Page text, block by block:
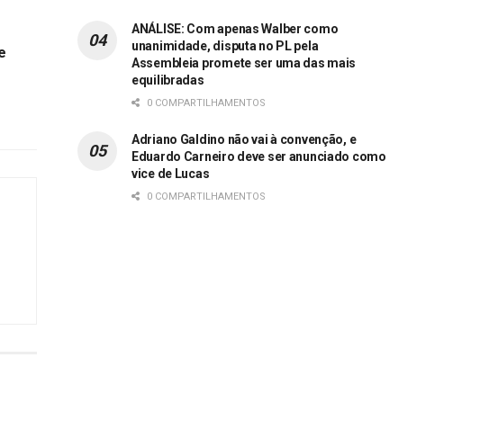
ANÁLISE: Com apenas Walber como
unanimidade, disputa no PL pela
Assembleia promete ser uma das mais
equilibradas
0 COMPARTILHAMENTOS
Adriano Galdino não vai à convenção, e
Eduardo Carneiro deve ser anunciado como
vice de Lucas
0 COMPARTILHAMENTOS